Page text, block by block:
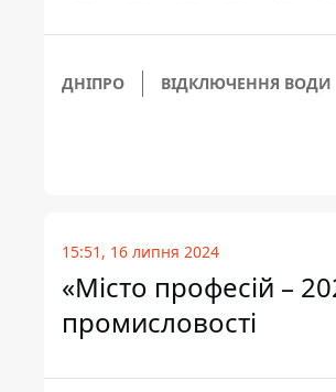
ДНІПРО ВІДКЛЮЧЕННЯ ВОДИ
15:51, 16 липня 2024
«Місто професій –
промисловості